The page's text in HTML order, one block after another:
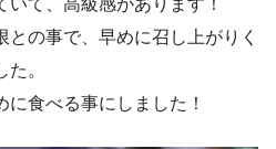
との事で、早めに召し上がりく
。
食べる事にしました！